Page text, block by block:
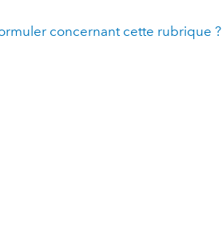
concernant cette rubrique ?